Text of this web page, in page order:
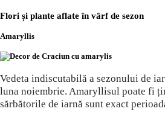
Flori și plante aflate în vârf de sezon
Amaryllis
Vedeta indiscutabilă a sezonului de
luna noiembrie. Amaryllisul poate fi
sărbătorile de iarnă sunt exact